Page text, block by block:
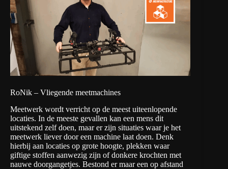
RoNik – Vliegende meetmachines
Meetwerk wordt verricht op de meest uiteenlopende
locaties. In de meeste gevallen kan een mens dit
uitstekend zelf doen, maar er zijn situaties waar je het
meetwerk liever door een machine laat doen. Denk
hierbij aan locaties op grote hoogte, plekken waar
giftige stoffen aanwezig zijn of donkere krochten met
nauwe doorgangetjes. Bestond er maar een op afstand